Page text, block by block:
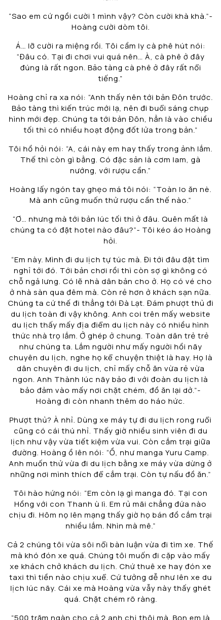
“Sao em cứ ngồi cười 1 mình vậy? Còn cười khà khà.”-
Hoàng cười dòm tôi.
Á… lỡ cười ra miệng rồi. Tôi cầm ly cà phê hút nói:
“Đâu có. Tại đi chơi vui quá nên… À, cà phê ở đây
đúng là rất ngon. Bảo tàng cà phê ở đây rất nổi
tiếng.”
Hoàng chỉ ra xa nói: “Anh thấy nên tới bản Đôn trước.
Bảo tàng thì kiến trúc mới lạ, nên đi buổi sáng chụp
hình mới đẹp. Chúng ta tới bản Đôn, hẳn là vào chiều
tối thì có nhiều hoạt động đốt lửa trong bản.”
Tôi hồ hỏi nói: “A, cái này em hay thấy trong ảnh lắm.
Thế thì còn gì bằng. Có đặc sản là cơm lam, gà
nướng, với rượu cần.”
Hoàng lấy ngón tay ghẹo má tôi nói: “Toàn lo ăn nè.
Mà anh cũng muốn thử rượu cần thế nào.”
“Ơ… nhưng mà tới bản lúc tối thì ở đâu. Quên mất là
chúng ta có đặt hotel nào đâu?”- Tôi kéo áo Hoàng
hỏi.
“Em này. Mình đi du lịch tự túc mà. Đi tới đâu đặt tìm
nghỉ tới đó. Tới bản chơi rồi thì còn sợ gì không có
chỗ ngả lưng. Có lẽ nhà dân bản cho ở. Họ có vé cho
ở nhà sàn qua đêm mà. Còn rẻ hơn ở khách sạn nữa.
Chúng ta cứ thế đi thẳng tới Đà Lạt. Đám phượt thủ đi
du lịch toàn đi vậy không. Anh coi trên mấy website
du lịch thấy mấy địa điểm du lịch này có nhiều hình
thức nhà trọ lắm. Ở ghép ở chung. Toàn dân trẻ trẻ
như chúng ta. Lắm người như mấy người hồi nãy
chuyên du lịch, nghe họ kể chuyện thiệt là hay. Họ là
dân chuyên đi du lịch, chỉ mấy chỗ ăn vừa rẻ vừa
ngon. Anh Thành lúc nãy bảo đi với đoàn du lịch là
bảo đảm vào mấy nơi chặt chém, đồ ăn lại dở.”-
Hoàng đi còn nhanh thêm do háo hức.
Phượt thủ? À nhỉ. Dùng xe máy tự đi du lịch rong ruổi
cũng có cái thú nhỉ. Thấy giờ nhiều sinh viên đi du
lịch như vậy vừa tiết kiệm vừa vui. Còn cắm trại giữa
đường. Hoàng ồ lên nói: “Ồ, như manga Yuru Camp.
Anh muốn thử vừa đi du lịch bằng xe máy vừa dừng ở
những nơi mình thích để cắm trại. Còn tự nấu đồ ăn.”
Tôi hào hứng nói: “Em còn lạ gì manga đó. Tại con
Hồng với con Thanh ù lì. Em rủ mãi chẳng đứa nào
chịu đi. Hôm nọ lên mạng thấy giờ họ bán đồ cắm trại
nhiều lắm. Nhìn mà mê.”
Cả 2 chúng tôi vừa sôi nổi bàn luận vừa đi tìm xe. Thế
mà khó đón xe quá. Chúng tôi muốn đi cặp vào mấy
xe khách chở khách du lịch. Chứ thuê xe hay đón xe
taxi thì tiền nào chịu xuể. Cứ tưởng dễ như lên xe du
lịch lúc nãy. Cái xe mà Hoàng vừa vẫy này thấy ghét
quá. Chặt chém rõ ràng.
“500 trăm ngàn cho cả 2 anh chị thôi mà. Bọn em là